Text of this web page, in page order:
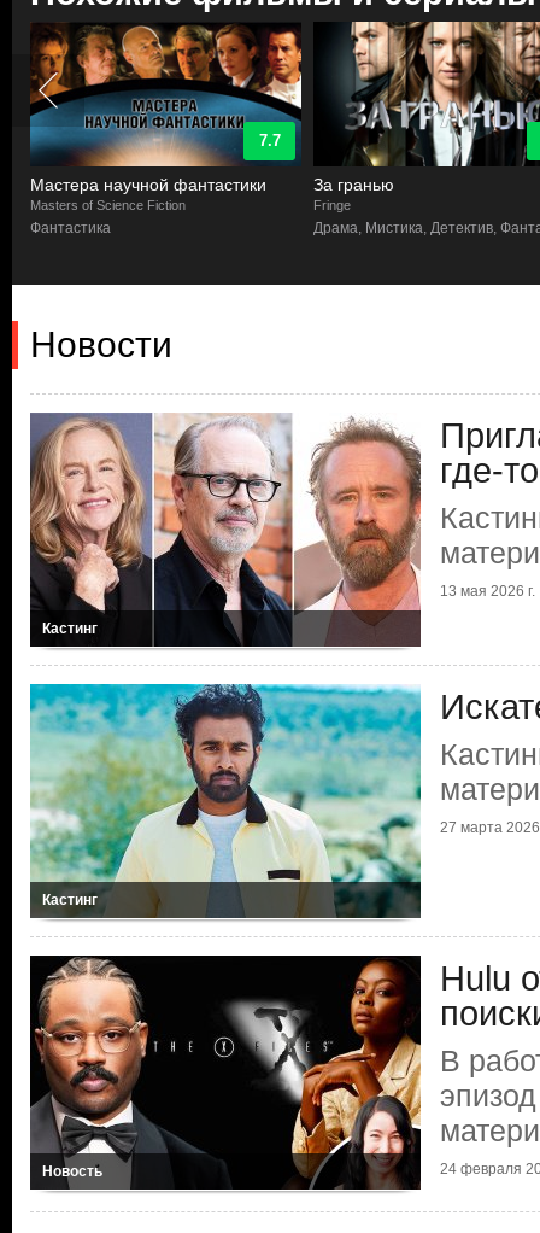
7.7
Мастера научной фантастики
Masters of Science Fiction
Фантастика
За гранью
Fringe
Драма, Мистика, Детектив,
Новости
Кастинг
где-
13 мая 2026 г.
Кастинг
27 марта 2026
Новость
Hulu
В
24 февраля